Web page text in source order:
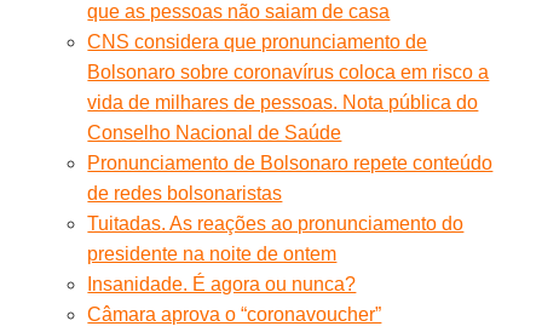
que as pessoas não saiam de casa
CNS considera que pronunciamento de
Bolsonaro sobre coronavírus coloca em risco a
vida de milhares de pessoas. Nota pública do
Conselho Nacional de Saúde
Pronunciamento de Bolsonaro repete conteúdo
de redes bolsonaristas
Tuitadas. As reações ao pronunciamento do
presidente na noite de ontem
Insanidade. É agora ou nunca?
Câmara aprova o “coronavoucher”